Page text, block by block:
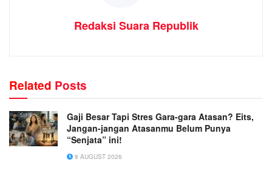
Redaksi Suara Republik
Related Posts
Gaji Besar Tapi Stres Gara-gara Atasan? Eits,
Jangan-jangan Atasanmu Belum Punya
“Senjata” ini!
8 AUGUST 2026